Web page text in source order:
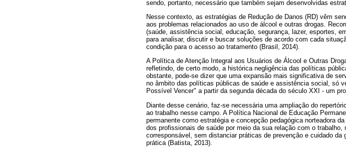
sendo, portanto, necessário que também sejam desenvolvidas
Nesse contexto, as estratégias de Redução de Danos (RD) vêm
aos problemas relacionados ao uso de álcool e outras drogas.
(saúde, assistência social, educação, segurança, lazer, esportes,
para analisar, discutir e buscar soluções de acordo com cada
condição para o acesso ao tratamento (Brasil, 2014).
A Política de Atenção Integral aos Usuários de Álcool e Outras
refletindo, de certo modo, a histórica negligência das políticas
obstante, pode-se dizer que uma expansão mais significativa de
no âmbito das políticas públicas de saúde e assistência social, só
Possível Vencer" a partir da segunda década do século XXI - um
Diante desse cenário, faz-se necessária uma ampliação do
ao trabalho nesse campo. A Política Nacional de Educação
permanente como estratégia e concepção pedagógica norteadora
dos profissionais de saúde por meio da sua relação com o
corresponsável, sem distanciar práticas de prevenção e cuidado
prática (Batista, 2013).